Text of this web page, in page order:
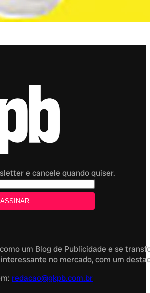
e cancele quando quiser.
um Blog de Publicidade e se
no mercado, com um
redacao@gkpb.com.br